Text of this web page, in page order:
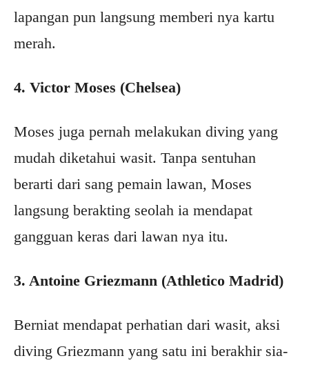
lapangan pun langsung memberi nya kartu
merah.
4. Victor Moses (Chelsea)
Moses juga pernah melakukan diving yang
mudah diketahui wasit. Tanpa sentuhan
berarti dari sang pemain lawan, Moses
langsung berakting seolah ia mendapat
gangguan keras dari lawan nya itu.
3. Antoine Griezmann (Athletico Madrid)
Berniat mendapat perhatian dari wasit, aksi
diving Griezmann yang satu ini berakhir sia-